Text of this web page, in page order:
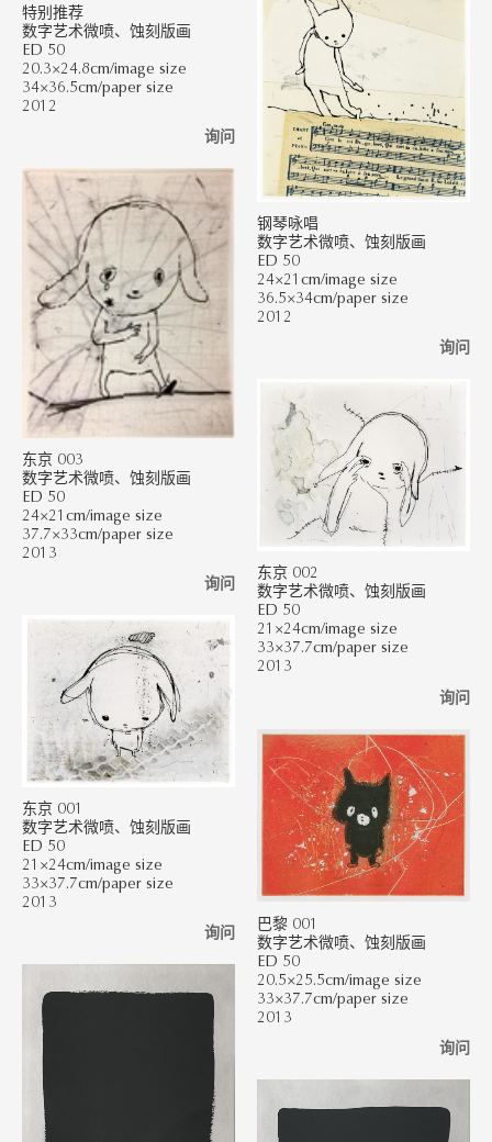
特别推荐
数字艺术微喷、蚀刻版画
ED 50
20.3×24.8cm/image size
34×36.5cm/paper size
2012
询问
钢琴咏唱
数字艺术微喷、蚀刻版画
ED 50
24×21cm/image size
36.5×34cm/paper size
2012
询问
东京 003
数字艺术微喷、蚀刻版画
ED 50
24×21cm/image size
37.7×33cm/paper size
2013
询问
东京 002
数字艺术微喷、蚀刻版画
ED 50
21×24cm/image size
33×37.7cm/paper size
2013
询问
东京 001
数字艺术微喷、蚀刻版画
ED 50
21×24cm/image size
33×37.7cm/paper size
2013
询问
巴黎 001
数字艺术微喷、蚀刻版画
ED 50
20.5×25.5cm/image size
33×37.7cm/paper size
2013
询问